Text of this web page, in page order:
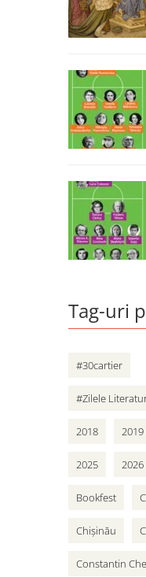
Tag-uri
#30cartier
#Zilele
2018 2019
2025 2026
Bookfest
Chișinău
Constantin